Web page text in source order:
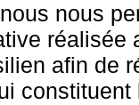
nous
réalisée
afin de
constituent